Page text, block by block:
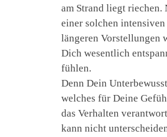
am Strand liegt riechen.
einer solchen intensiven
längeren Vorstellungen
Dich wesentlich
fühlen.
Denn Dein
welches für Deine
das Verhalten
kann nicht